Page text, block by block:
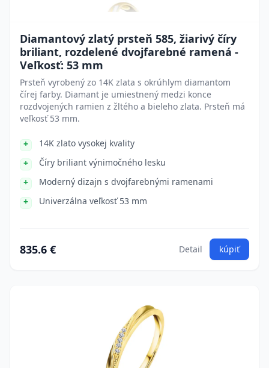
Diamantový zlatý prsteň 585, žiarivý číry
briliant, rozdelené dvojfarebné ramená -
Veľkosť: 53 mm
Prsteň vyrobený zo 14K zlata s okrúhlym diamantom
čírej farby. Diamant je umiestnený medzi konce
rozdvojených ramien z žltého a bieleho zlata. Prsteň má
veľkosť 53 mm.
14K zlato vysokej kvality
Číry briliant výnimočného lesku
Moderný dizajn s dvojfarebnými ramenami
Univerzálna veľkosť 53 mm
835.6 € Detail kúpiť